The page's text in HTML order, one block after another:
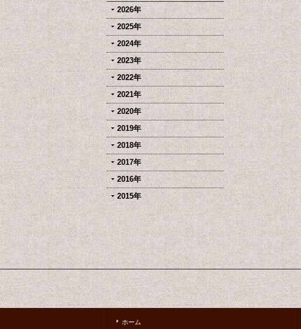
2026年
2025年
2024年
2023年
2022年
2021年
2020年
2019年
2018年
2017年
2016年
2015年
ホーム